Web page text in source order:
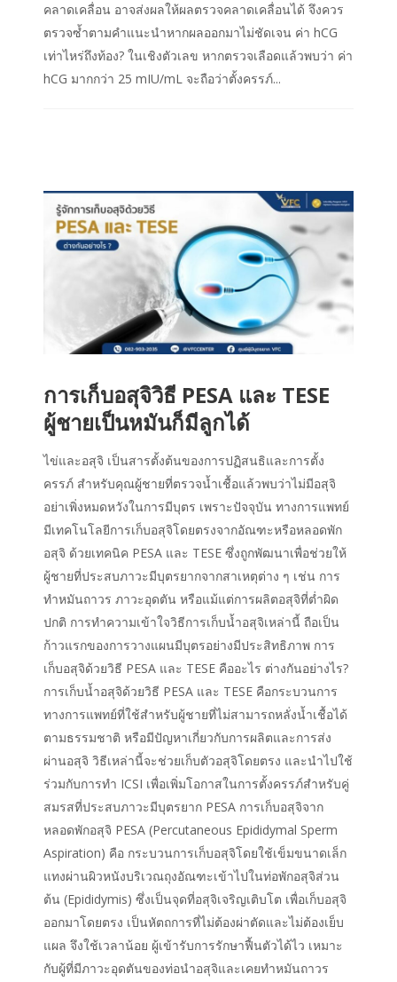
คลาดเคลื่อน อาจส่งผลให้ผลตรวจคลาดเคลื่อนได้ จึงควร
ตรวจซ้ำตามคำแนะนำหากผลออกมาไม่ชัดเจน ค่า hCG
เท่าไหร่ถึงท้อง? ในเชิงตัวเลข หากตรวจเลือดแล้วพบว่า ค่า
hCG มากกว่า 25 mIU/mL จะถือว่าตั้งครรภ์...
การเก็บอสุจิวิธี PESA และ TESE
ผู้ชายเป็นหมันก็มีลูกได้
ไข่และอสุจิ เป็นสารตั้งต้นของการปฏิสนธิและการตั้ง
ครรภ์ สำหรับคุณผู้ชายที่ตรวจน้ำเชื้อแล้วพบว่าไม่มีอสุจิ
อย่าเพิ่งหมดหวังในการมีบุตร เพราะปัจจุบัน ทางการแพทย์
มีเทคโนโลยีการเก็บอสุจิโดยตรงจากอัณฑะหรือหลอดพัก
อสุจิ ด้วยเทคนิค PESA และ TESE ซึ่งถูกพัฒนาเพื่อช่วยให้
ผู้ชายที่ประสบภาวะมีบุตรยากจากสาเหตุต่าง ๆ เช่น การ
ทำหมันถาวร ภาวะอุดตัน หรือแม้แต่การผลิตอสุจิที่ต่ำผิด
ปกติ การทำความเข้าใจวิธีการเก็บน้ำอสุจิเหล่านี้ ถือเป็น
ก้าวแรกของการวางแผนมีบุตรอย่างมีประสิทธิภาพ การ
เก็บอสุจิด้วยวิธี PESA และ TESE คืออะไร ต่างกันอย่างไร?
การเก็บน้ำอสุจิด้วยวิธี PESA และ TESE คือกระบวนการ
ทางการแพทย์ที่ใช้สำหรับผู้ชายที่ไม่สามารถหลั่งน้ำเชื้อได้
ตามธรรมชาติ หรือมีปัญหาเกี่ยวกับการผลิตและการส่ง
ผ่านอสุจิ วิธีเหล่านี้จะช่วยเก็บตัวอสุจิโดยตรง และนำไปใช้
ร่วมกับการทำ ICSI เพื่อเพิ่มโอกาสในการตั้งครรภ์สำหรับคู่
สมรสที่ประสบภาวะมีบุตรยาก PESA การเก็บอสุจิจาก
หลอดพักอสุจิ PESA (Percutaneous Epididymal Sperm
Aspiration) คือ กระบวนการเก็บอสุจิโดยใช้เข็มขนาดเล็ก
แทงผ่านผิวหนังบริเวณถุงอัณฑะเข้าไปในท่อพักอสุจิส่วน
ต้น (Epididymis) ซึ่งเป็นจุดที่อสุจิเจริญเติบโต เพื่อเก็บอสุจิ
ออกมาโดยตรง เป็นหัตถการที่ไม่ต้องผ่าตัดและไม่ต้องเย็บ
แผล จึงใช้เวลาน้อย ผู้เข้ารับการรักษาฟื้นตัวได้ไว เหมาะ
กับผู้ที่มีภาวะอุดตันของท่อนำอสุจิและเคยทำหมันถาวร